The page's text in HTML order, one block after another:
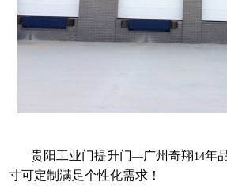
贵阳工业门提升门—广州奇翔14年
寸可定制满足个性化需求！